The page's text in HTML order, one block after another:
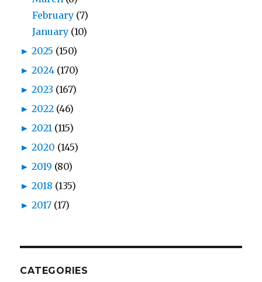
February (7)
January (10)
► 2025 (150)
► 2024 (170)
► 2023 (167)
► 2022 (46)
► 2021 (115)
► 2020 (145)
► 2019 (80)
► 2018 (135)
► 2017 (17)
CATEGORIES